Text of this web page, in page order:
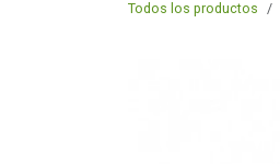
Todos los productos